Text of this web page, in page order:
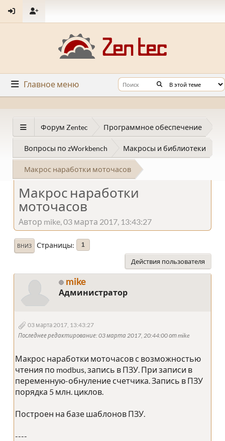
Главное меню
Форум Zentec Программное обеспечение
Вопросы по zWorkbench Макросы и библиотеки
Макрос наработки моточасов
Макрос наработки
моточасов
Автор mike, 03 марта 2017, 13:43:27
ВНИЗ Страницы 1
Действия пользователя
mike
Администратор
03 марта 2017, 13:43:27
Последнее редактирование: 03 марта 2017, 20:44:00 от mike
Макрос наработки моточасов с возможностью
чтения по modbus, запись в ПЗУ. При записи в
переменную-обнуление счетчика. Запись в ПЗУ
порядка 5 млн. циклов.
Построен на базе шаблонов ПЗУ.
----